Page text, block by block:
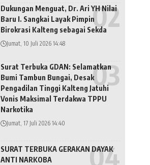
Dukungan Menguat, Dr. Ari YH Nilai
Baru I. Sangkai Layak Pimpin
Birokrasi Kalteng sebagai Sekda
Jumat, 10 Juli 2026 14:48
Surat Terbuka GDAN: Selamatkan
Bumi Tambun Bungai, Desak
Pengadilan Tinggi Kalteng Jatuhi
Vonis Maksimal Terdakwa TPPU
Narkotika
Jumat, 17 Juli 2026 14:40
SURAT TERBUKA GERAKAN DAYAK
ANTI NARKOBA